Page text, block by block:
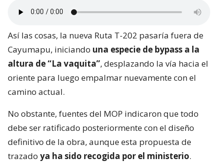
Así las cosas, la nueva Ruta T-202 pasaría fuera de
Cayumapu, iniciando una especie de bypass a la
altura de “La vaquita”, desplazando la vía hacia el
oriente para luego empalmar nuevamente con el
camino actual.
No obstante, fuentes del MOP indicaron que todo
debe ser ratificado posteriormente con el diseño
definitivo de la obra, aunque esta propuesta de
trazado ya ha sido recogida por el ministerio.